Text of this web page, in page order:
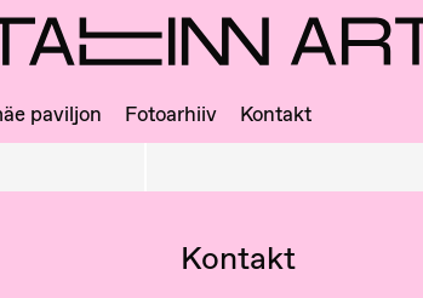
paviljon Fotoarhiiv Kontakt
Kontakt